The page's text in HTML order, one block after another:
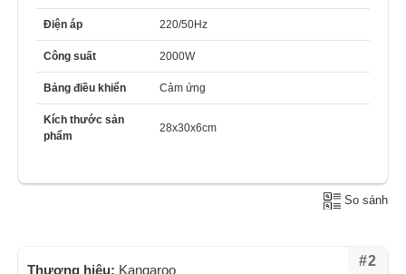
Điện áp 220/50Hz
Công suất 2000W
Bảng điều khiển Cảm ứng
Kích thước sản
phẩm
28x30x6cm
So sánh
#2
Thương hiệu: Kangaroo